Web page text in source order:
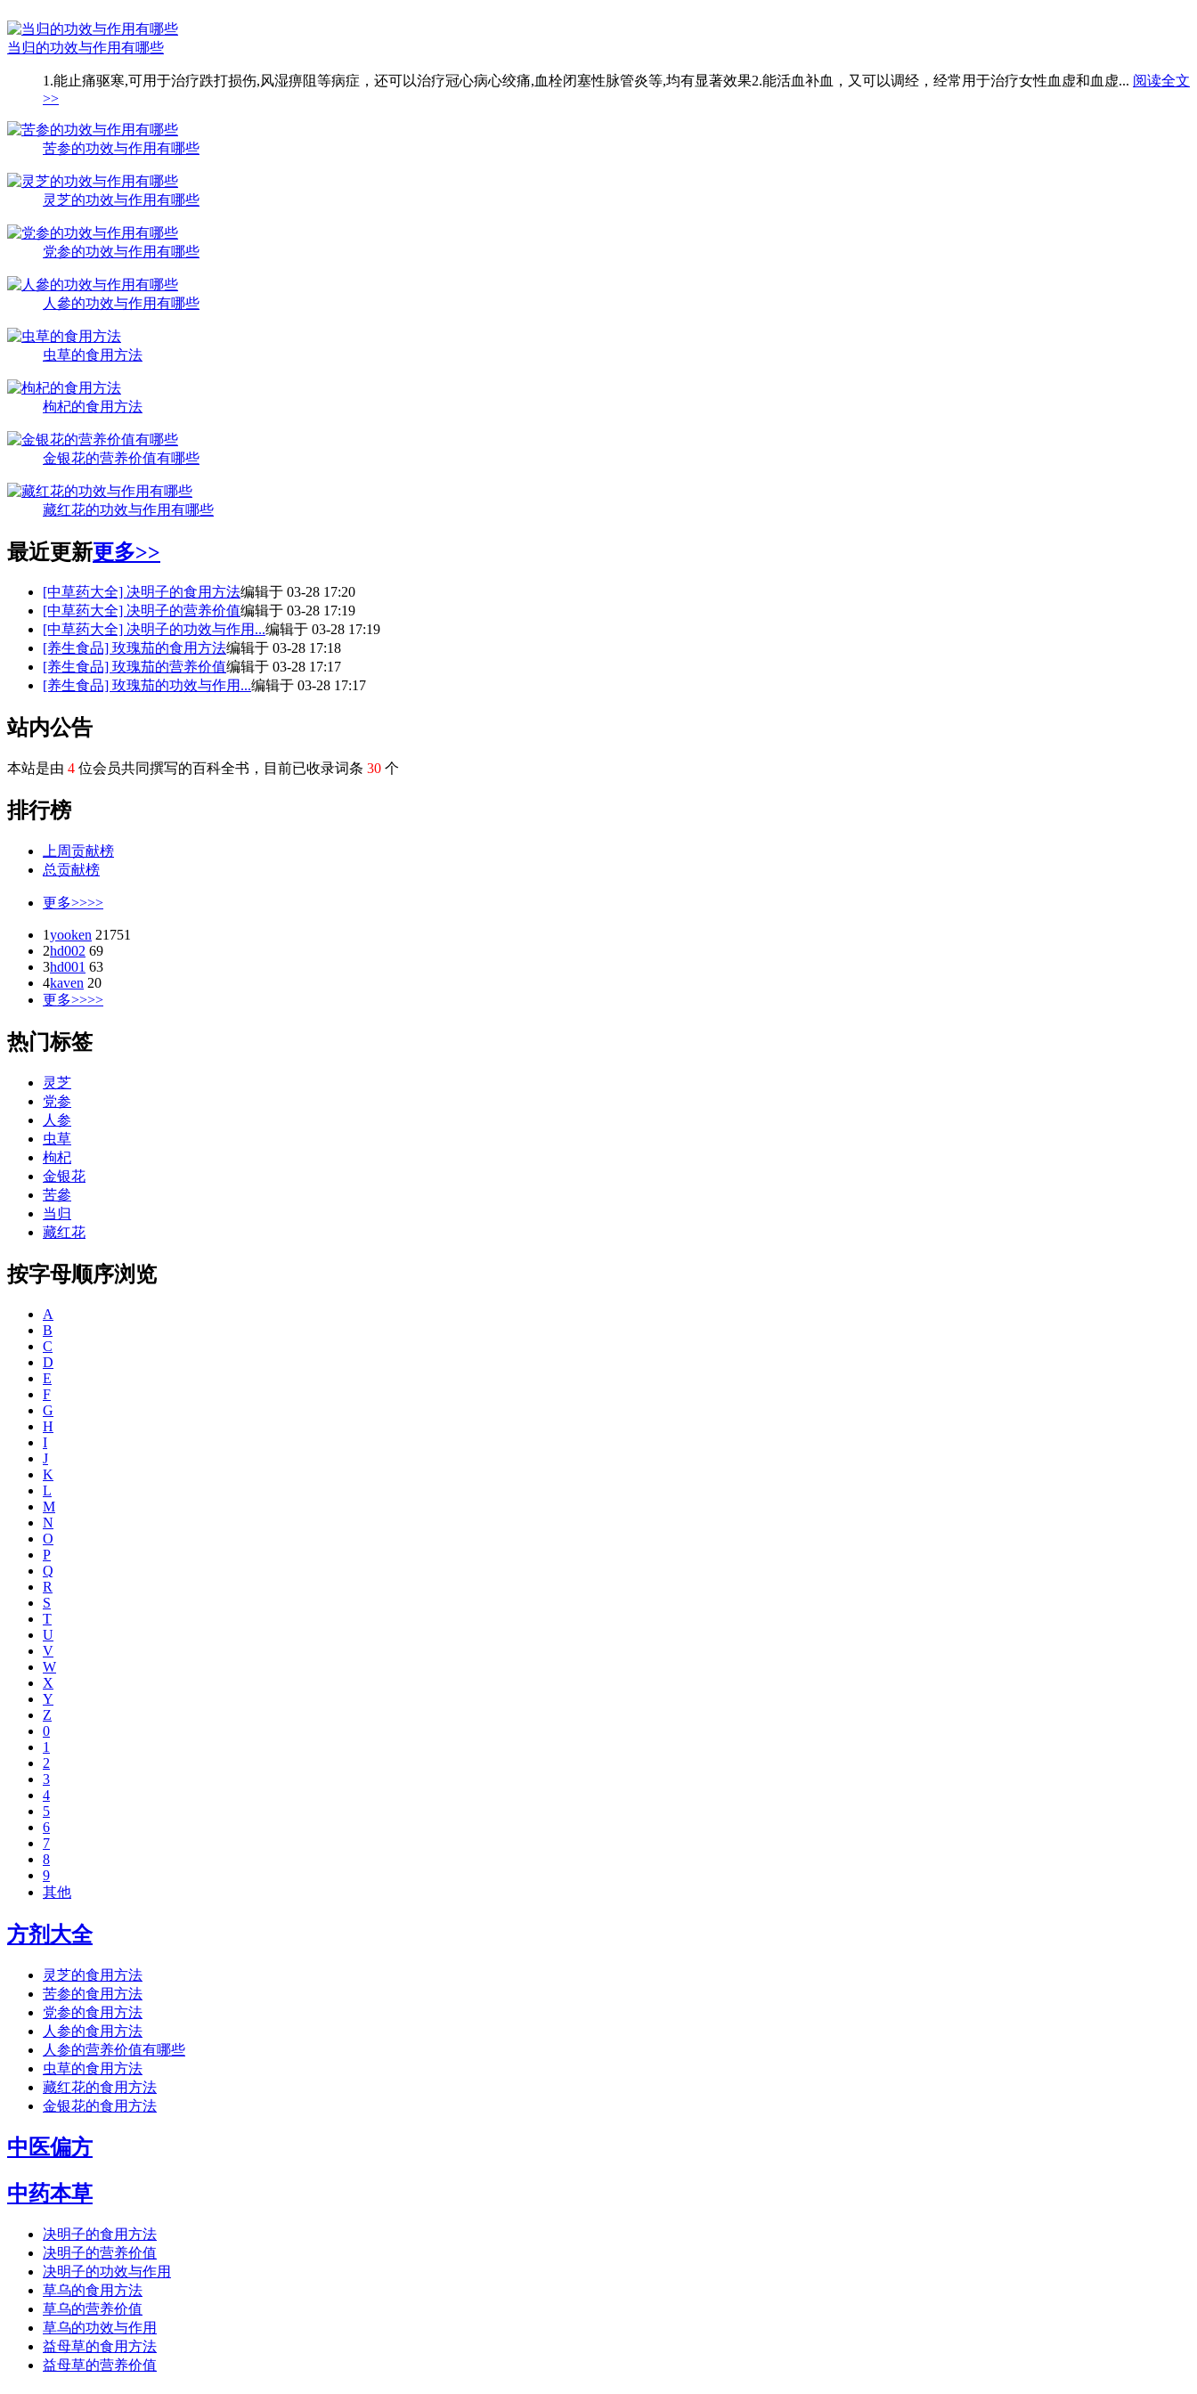
当归的功效与作用有哪些
1.能止痛驱寒,可用于治疗跌打损伤,风湿痹阻等病症，还可以治疗冠心病心绞痛,血栓闭塞性脉管炎等,均有显著效果2.能活血补血，又可以调经，经常用于治疗女性血虚和血虚... 阅读全文
>>
苦参的功效与作用有哪些
灵芝的功效与作用有哪些
党参的功效与作用有哪些
人參的功效与作用有哪些
虫草的食用方法
枸杞的食用方法
金银花的营养价值有哪些
藏红花的功效与作用有哪些
最近更新更多>>
[中草药大全] 决明子的食用方法编辑于 03-28 17:20
[中草药大全] 决明子的营养价值编辑于 03-28 17:19
[中草药大全] 决明子的功效与作用...编辑于 03-28 17:19
[养生食品] 玫瑰茄的食用方法编辑于 03-28 17:18
[养生食品] 玫瑰茄的营养价值编辑于 03-28 17:17
[养生食品] 玫瑰茄的功效与作用...编辑于 03-28 17:17
站内公告
本站是由 4 位会员共同撰写的百科全书，目前已收录词条 30 个
排行榜
上周贡献榜
总贡献榜
更多>>>>
1yooken 21751
2hd002 69
3hd001 63
4kaven 20
更多>>>>
热门标签
灵芝
党参
人参
虫草
枸杞
金银花
苦參
当归
藏红花
按字母顺序浏览
A
B
C
D
E
F
G
H
I
J
K
L
M
N
O
P
Q
R
S
T
U
V
W
X
Y
Z
0
1
2
3
4
5
6
7
8
9
其他
方剂大全
灵芝的食用方法
苦参的食用方法
党参的食用方法
人参的食用方法
人参的营养价值有哪些
虫草的食用方法
藏红花的食用方法
金银花的食用方法
中医偏方
中药本草
决明子的食用方法
决明子的营养价值
决明子的功效与作用
草乌的食用方法
草乌的营养价值
草乌的功效与作用
益母草的食用方法
益母草的营养价值